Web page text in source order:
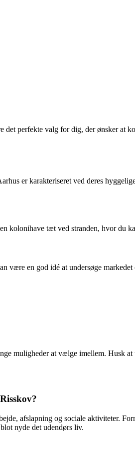
perfekte valg for dig, der ønsker at
er karakteriseret ved deres
kolonihave tæt ved stranden, hvor du
en god idé at undersøge
muligheder at vælge imellem. Husk
afslapning og sociale aktiviteter.
nyde det udendørs liv.